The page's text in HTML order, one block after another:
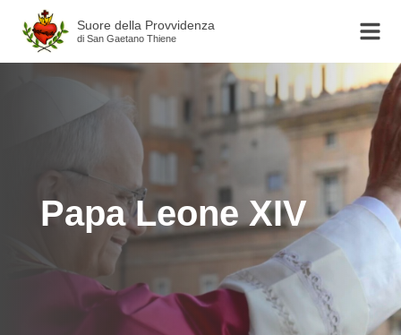
Suore della Provvidenza
di San Gaetano Thiene
Papa Leone XIV